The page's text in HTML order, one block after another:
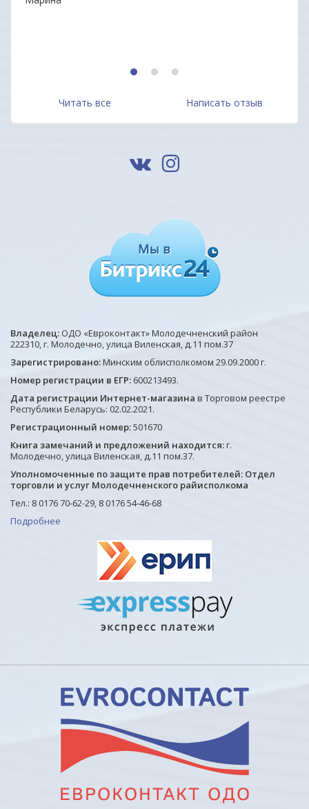
1 2 3
Читать все Написать отзыв
Владелец: ОДО «Евроконтакт» Молодечненский район
222310, г. Молодечно, улица Виленская, д.11 пом.37
Зарегистрировано:Минским облисполкомом 29.09.2000 г.
Номер регистрации в ЕГР: 600213493.
Дата регистрации Интернет-магазина в Торговом реестре
Республики Беларусь: 02.02.2021.
Регистрационный номер:501670
Книга замечаний и предложений находится:г.
Молодечно, улица Виленская, д.11 пом.37.
Уполномоченные по защите прав потребителей: Отдел
торговли и услуг Молодечненского райисполкома
Тел.: 8 0176 70-62-29, 8 0176 54-46-68
Подробнее